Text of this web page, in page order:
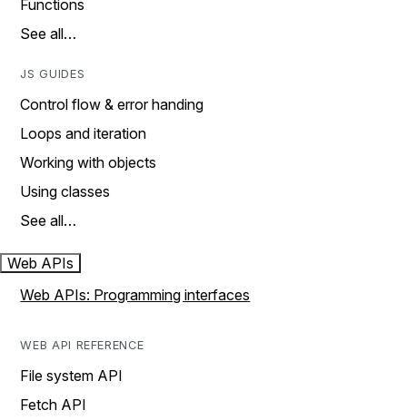
Functions
See all…
JS GUIDES
Control flow & error handing
Loops and iteration
Working with objects
Using classes
See all…
Web APIs
Web APIs: Programming interfaces
WEB API REFERENCE
File system API
Fetch API